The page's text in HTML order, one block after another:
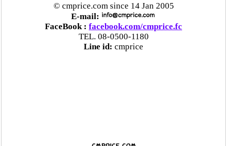
© cmprice.com since 14 Jan 2005
E-mail:
FaceBook : facebook.com/cmprice.fc
TEL. 08-0500-1180
Line id: cmprice